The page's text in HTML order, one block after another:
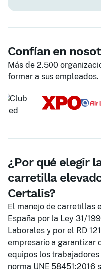
Confían en
Más de 2.500
formar a sus empleados.
¿Por qué elegir
carretilla
Certalis?
El manejo de carretillas
España por la Ley 31/
Laborales y por el RD
empresario a garantizar
equipos los
norma UNE 58451:2016